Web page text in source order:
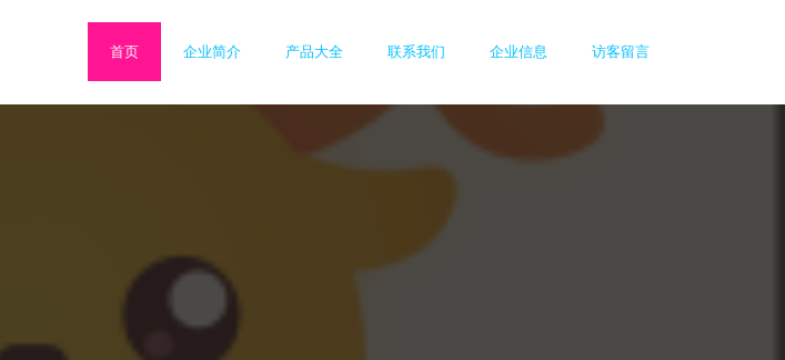
首页 企业简介 产品大全 联系我们 企业信息 访客留言